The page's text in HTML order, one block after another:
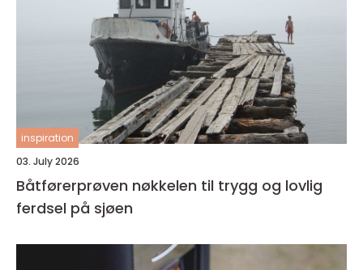
inspiration
03. July 2026
Båtførerprøven nøkkelen til trygg og lovlig
ferdsel på sjøen